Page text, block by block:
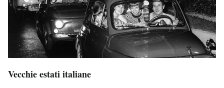
Vecchie estati italiane